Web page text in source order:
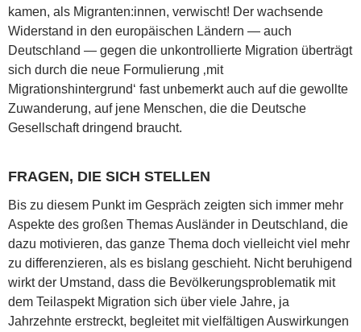
kamen, als Migranten:innen, verwischt! Der wachsende
Widerstand in den europäischen Ländern — auch
Deutschland — gegen die unkontrollierte Migration überträgt
sich durch die neue Formulierung ‚mit
Migrationshintergrund‘ fast unbemerkt auch auf die gewollte
Zuwanderung, auf jene Menschen, die die Deutsche
Gesellschaft dringend braucht.
FRAGEN, DIE SICH STELLEN
Bis zu diesem Punkt im Gespräch zeigten sich immer mehr
Aspekte des großen Themas Ausländer in Deutschland, die
dazu motivieren, das ganze Thema doch vielleicht viel mehr
zu differenzieren, als es bislang geschieht. Nicht beruhigend
wirkt der Umstand, dass die Bevölkerungsproblematik mit
dem Teilaspekt Migration sich über viele Jahre, ja
Jahrzehnte erstreckt, begleitet mit vielfältigen Auswirkungen